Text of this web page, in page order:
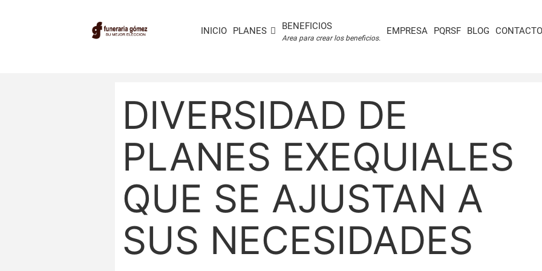
INICIO PLANES BENEFICIOS
Area para crear los beneficios.
EMPRESA PQRSF BLOG CONTACTO
DIVERSIDAD DE
PLANES EXEQUIALES
QUE SE AJUSTAN A
SUS NECESIDADES